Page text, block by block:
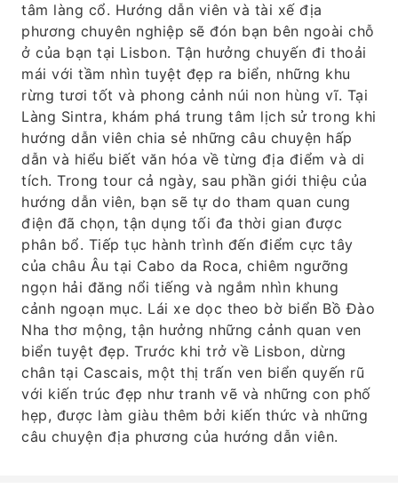
tâm làng cổ. Hướng dẫn viên và tài xế địa
phương chuyên nghiệp sẽ đón bạn bên ngoài chỗ
ở của bạn tại Lisbon. Tận hưởng chuyến đi thoải
mái với tầm nhìn tuyệt đẹp ra biển, những khu
rừng tươi tốt và phong cảnh núi non hùng vĩ. Tại
Làng Sintra, khám phá trung tâm lịch sử trong khi
hướng dẫn viên chia sẻ những câu chuyện hấp
dẫn và hiểu biết văn hóa về từng địa điểm và di
tích. Trong tour cả ngày, sau phần giới thiệu của
hướng dẫn viên, bạn sẽ tự do tham quan cung
điện đã chọn, tận dụng tối đa thời gian được
phân bổ. Tiếp tục hành trình đến điểm cực tây
của châu Âu tại Cabo da Roca, chiêm ngưỡng
ngọn hải đăng nổi tiếng và ngắm nhìn khung
cảnh ngoạn mục. Lái xe dọc theo bờ biển Bồ Đào
Nha thơ mộng, tận hưởng những cảnh quan ven
biển tuyệt đẹp. Trước khi trở về Lisbon, dừng
chân tại Cascais, một thị trấn ven biển quyến rũ
với kiến ​​trúc đẹp như tranh vẽ và những con phố
hẹp, được làm giàu thêm bởi kiến ​​thức và những
câu chuyện địa phương của hướng dẫn viên.